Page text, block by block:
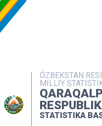
ÓZBEKSTAN
MILLIY
STATISTIKA